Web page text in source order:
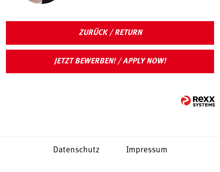
ZURÜCK / RETURN
JETZT BEWERBEN! / APPLY NOW!
Datenschutz Impressum